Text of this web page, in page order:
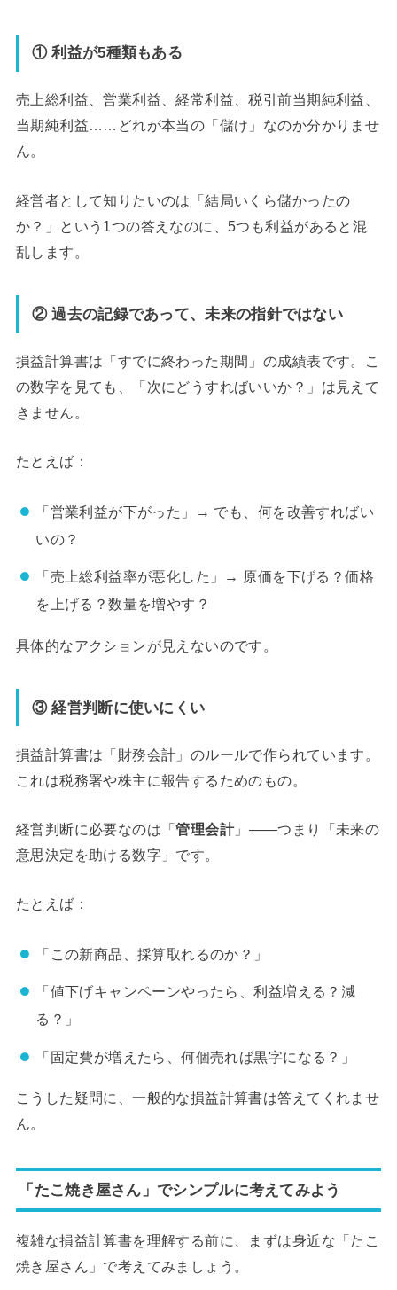
① 利益が5種類もある
売上総利益、営業利益、経常利益、税引前当期純利益、
当期純利益……どれが本当の「儲け」なのか分かりませ
ん。
経営者として知りたいのは「結局いくら儲かったの
か？」という1つの答えなのに、5つも利益があると混
乱します。
② 過去の記録であって、未来の指針ではない
損益計算書は「すでに終わった期間」の成績表です。こ
の数字を見ても、「次にどうすればいいか？」は見えて
きません。
たとえば：
「営業利益が下がった」→ でも、何を改善すればい
いの？
「売上総利益率が悪化した」→ 原価を下げる？価格
を上げる？数量を増やす？
具体的なアクションが見えないのです。
③ 経営判断に使いにくい
損益計算書は「財務会計」のルールで作られています。
これは税務署や株主に報告するためのもの。
経営判断に必要なのは「管理会計」——つまり「未来の
意思決定を助ける数字」です。
たとえば：
「この新商品、採算取れるのか？」
「値下げキャンペーンやったら、利益増える？減
る？」
「固定費が増えたら、何個売れば黒字になる？」
こうした疑問に、一般的な損益計算書は答えてくれませ
ん。
「たこ焼き屋さん」でシンプルに考えてみよう
複雑な損益計算書を理解する前に、まずは身近な「たこ
焼き屋さん」で考えてみましょう。